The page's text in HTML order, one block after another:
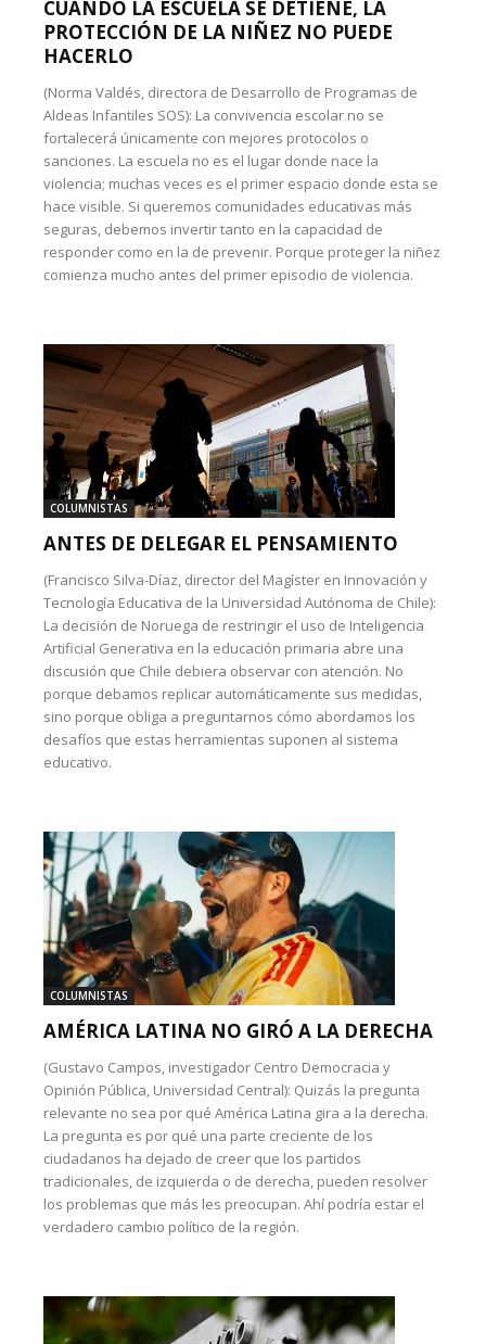
CUANDO LA ESCUELA SE DETIENE, LA
PROTECCIÓN DE LA NIÑEZ NO PUEDE
HACERLO
(Norma Valdés, directora de Desarrollo de Programas de
Aldeas Infantiles SOS): La convivencia escolar no se
fortalecerá únicamente con mejores protocolos o
sanciones. La escuela no es el lugar donde nace la
violencia; muchas veces es el primer espacio donde esta se
hace visible. Si queremos comunidades educativas más
seguras, debemos invertir tanto en la capacidad de
responder como en la de prevenir. Porque proteger la niñez
comienza mucho antes del primer episodio de violencia.
COLUMNISTAS
ANTES DE DELEGAR EL PENSAMIENTO
(Francisco Silva-Díaz, director del Magíster en Innovación y
Tecnología Educativa de la Universidad Autónoma de Chile):
La decisión de Noruega de restringir el uso de Inteligencia
Artificial Generativa en la educación primaria abre una
discusión que Chile debiera observar con atención. No
porque debamos replicar automáticamente sus medidas,
sino porque obliga a preguntarnos cómo abordamos los
desafíos que estas herramientas suponen al sistema
educativo.
COLUMNISTAS
AMÉRICA LATINA NO GIRÓ A LA DERECHA
(Gustavo Campos, investigador Centro Democracia y
Opinión Pública, Universidad Central): Quizás la pregunta
relevante no sea por qué América Latina gira a la derecha.
La pregunta es por qué una parte creciente de los
ciudadanos ha dejado de creer que los partidos
tradicionales, de izquierda o de derecha, pueden resolver
los problemas que más les preocupan. Ahí podría estar el
verdadero cambio político de la región.